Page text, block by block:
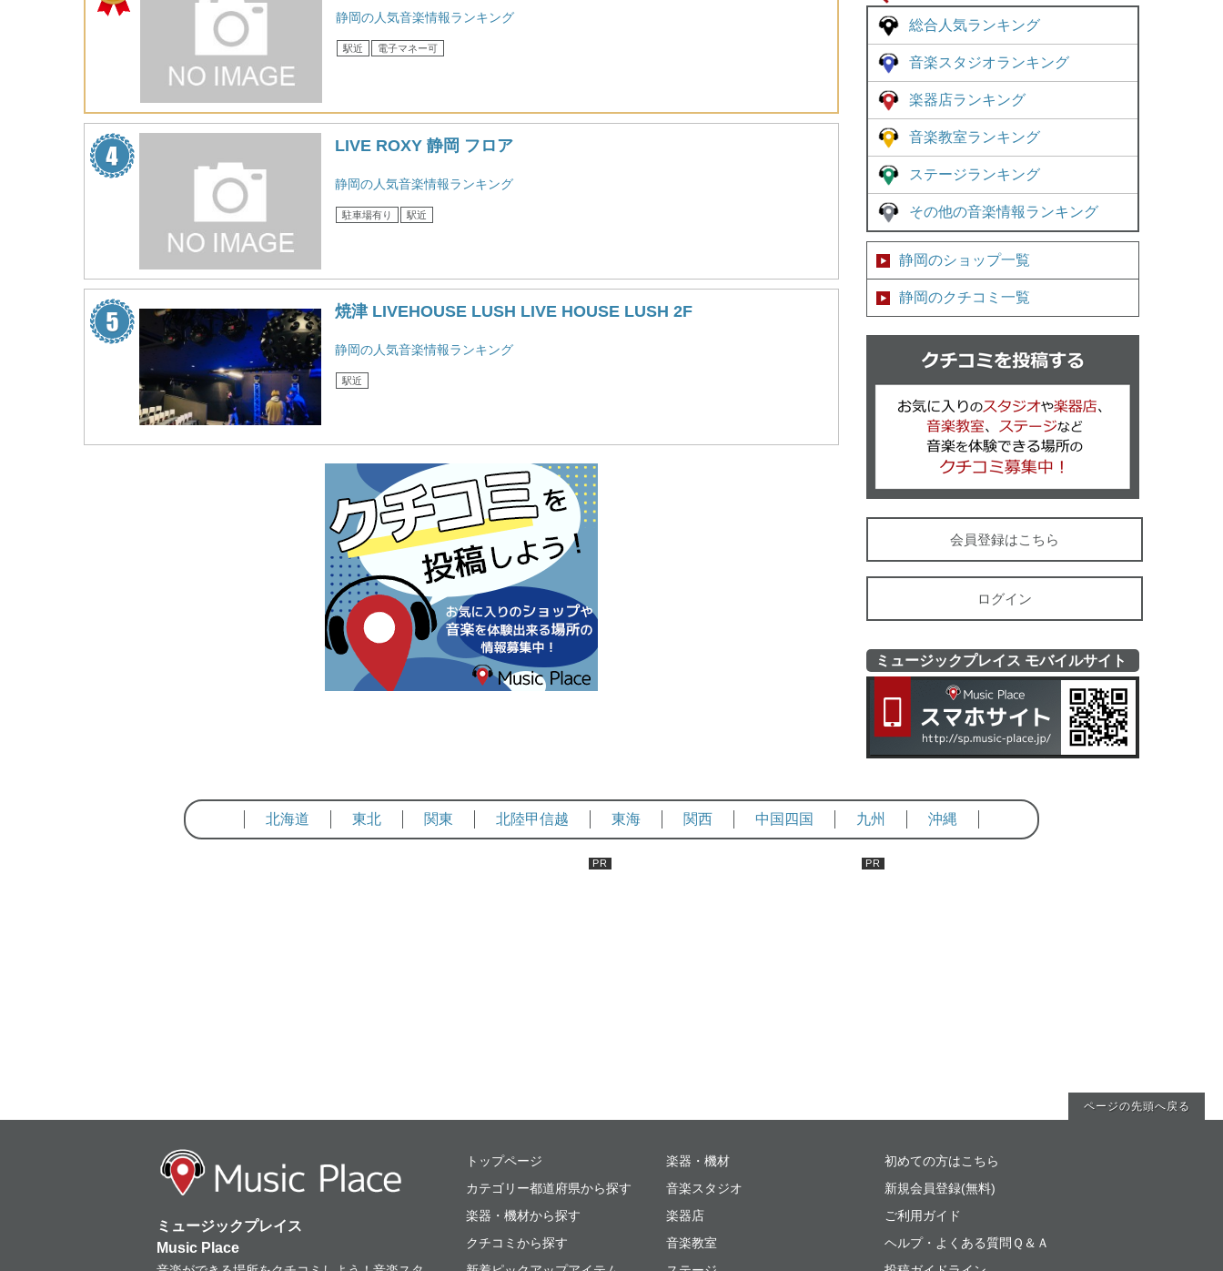
静岡の人気音楽情報ランキング
駅近 電子マネー可
LIVE ROXY 静岡 フロア
静岡の人気音楽情報ランキング
駐車場有り 駅近
焼津 LIVEHOUSE LUSH LIVE HOUSE LUSH 2F
静岡の人気音楽情報ランキング
駅近
総合人気ランキング
音楽スタジオランキング
楽器店ランキング
音楽教室ランキング
ステージランキング
その他の音楽情報ランキング
静岡のショップ一覧
静岡のクチコミ一覧
会員登録はこちら
ログイン
ミュージックプレイス モバイルサイト
北海道 東北 関東 北陸甲信越 東海 関西 中国四国 九州 沖縄
ページの先頭へ戻る
ミュージックプレイス
ミュージックプレイス
Music Place
トップページ
カテゴリー都道府県から探す
楽器・機材から探す
クチコミから探す
楽器・機材
音楽スタジオ
楽器店
音楽教室
初めての方はこちら
新規会員登録(無料)
ご利用ガイド
ヘルプ・よくある質問Ｑ＆Ａ